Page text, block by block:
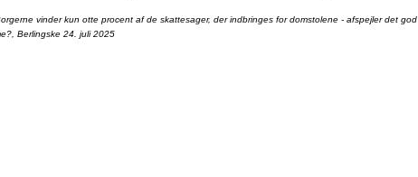
vinder kun otte procent af de skattesager, der indbringes for domstolene - afspejler det god
Berlingske 24. juli 2025